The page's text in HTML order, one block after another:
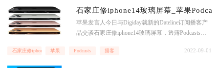
石家庄修iphone14玻璃屏幕_苹果
苹果发言人今日与Digiday就新的Dateline订阅播客产
品交谈石家庄修iphone14玻璃屏幕，透露Podcasts自2
以上。苹果发言人说，“TopShows”前100名节目中，
石家庄修iphone14玻璃屏幕
苹果 Podcasts 播客 2022-09-01